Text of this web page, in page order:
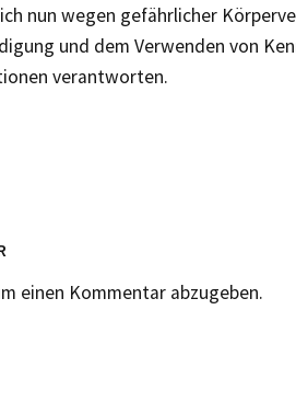
nun wegen gefährlicher
und dem Verwenden von
verantworten.
einen Kommentar abzugeben.